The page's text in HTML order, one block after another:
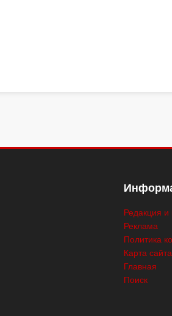
Редакция и
Реклама
Политика
Карта сайта
Главная
Поиск